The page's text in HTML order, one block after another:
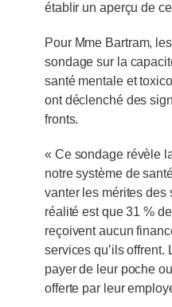
établir un aperçu de
Pour Mme Bartram,
sondage sur la
santé mentale et
ont déclenché des
fronts.
« Ce sondage révèle
notre système de
vanter les mérites des
réalité est que 31 %
reçoivent aucun
services qu’ils offrent.
payer de leur poche
offerte par leur